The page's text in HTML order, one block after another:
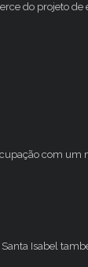
do projeto
com
Isabel